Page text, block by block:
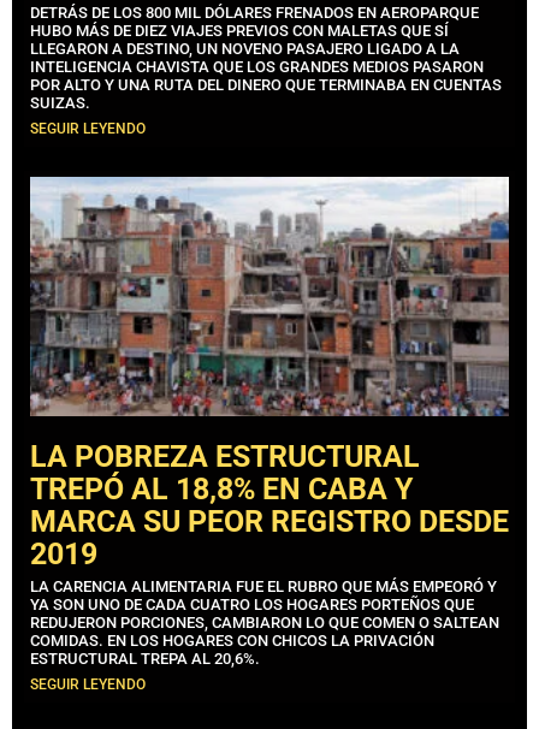
DETRÁS DE LOS 800 MIL DÓLARES FRENADOS EN AEROPARQUE
HUBO MÁS DE DIEZ VIAJES PREVIOS CON MALETAS QUE SÍ
LLEGARON A DESTINO, UN NOVENO PASAJERO LIGADO A LA
INTELIGENCIA CHAVISTA QUE LOS GRANDES MEDIOS PASARON
POR ALTO Y UNA RUTA DEL DINERO QUE TERMINABA EN CUENTAS
SUIZAS.
SEGUIR LEYENDO
LA POBREZA ESTRUCTURAL
TREPÓ AL 18,8% EN CABA Y
MARCA SU PEOR REGISTRO DESDE
2019
LA CARENCIA ALIMENTARIA FUE EL RUBRO QUE MÁS EMPEORÓ Y
YA SON UNO DE CADA CUATRO LOS HOGARES PORTEÑOS QUE
REDUJERON PORCIONES, CAMBIARON LO QUE COMEN O SALTEAN
COMIDAS. EN LOS HOGARES CON CHICOS LA PRIVACIÓN
ESTRUCTURAL TREPA AL 20,6%.
SEGUIR LEYENDO